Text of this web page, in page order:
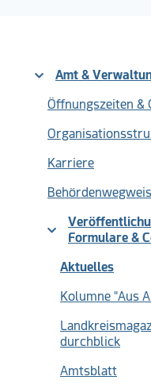
Amt &
Öffnungszeiten &
Karriere
Formulare &
Aktuelles
Kolumne "Aus
durchblick
Amtsblatt